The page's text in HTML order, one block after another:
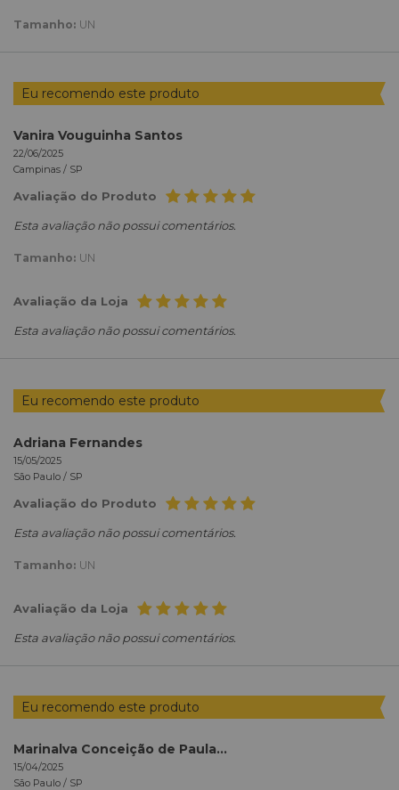
Tamanho: UN
Eu recomendo este produto
Vanira Vouguinha Santos
22/06/2025
Campinas / SP
Avaliação do Produto
Esta avaliação não possui comentários.
Tamanho: UN
Avaliação da Loja
Esta avaliação não possui comentários.
Eu recomendo este produto
Adriana Fernandes
15/05/2025
São Paulo / SP
Avaliação do Produto
Esta avaliação não possui comentários.
Tamanho: UN
Avaliação da Loja
Esta avaliação não possui comentários.
Eu recomendo este produto
Marinalva Conceição de Paula Paula
15/04/2025
São Paulo / SP